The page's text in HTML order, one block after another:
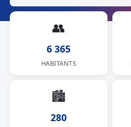
👥
6 365
HABITANTS
🏙
280